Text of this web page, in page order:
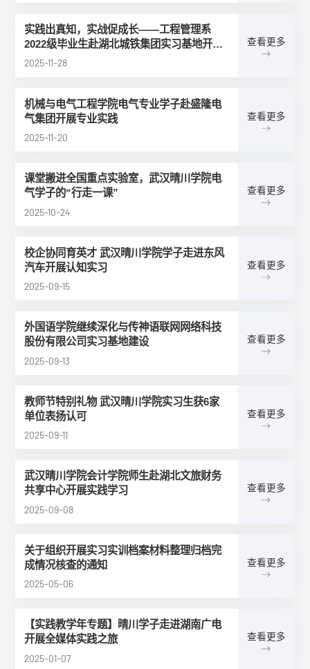
实践出真知，实战促成长——工程管理系
2022级毕业生赴湖北城铁集团实习基地开展
毕业实习工作圆满结束
2025-11-28
查看更多
机械与电气工程学院电气专业学子赴盛隆电
气集团开展专业实践
2025-11-20
查看更多
课堂搬进全国重点实验室，武汉晴川学院电
气学子的“行走一课”
2025-10-24
查看更多
校企协同育英才 武汉晴川学院学子走进东风
汽车开展认知实习
2025-09-15
查看更多
外国语学院继续深化与传神语联网网络科技
股份有限公司实习基地建设
2025-09-13
查看更多
教师节特别礼物 武汉晴川学院实习生获6家
单位表扬认可
2025-09-11
查看更多
武汉晴川学院会计学院师生赴湖北文旅财务
共享中心开展实践学习
2025-09-08
查看更多
关于组织开展实习实训档案材料整理归档完
成情况核查的通知
2025-05-06
查看更多
【实践教学年专题】晴川学子走进湖南广电
开展全媒体实践之旅
2025-01-07
查看更多